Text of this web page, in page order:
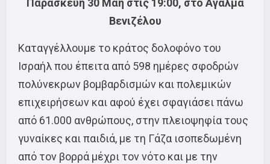
Παρασκευή 30 Μάη στις 19:00, στο Άγαλμα
Βενιζέλου
Καταγγέλλουμε το κράτος δολοφόνο του
Ισραήλ που έπειτα από 598 ημέρες σφοδρών
πολύνεκρων βομβαρδισμών και πολεμικών
επιχειρήσεων και αφού έχει σφαγιάσει πάνω
από 61.000 ανθρώπους, στην πλειοψηφία τους
γυναίκες και παιδιά, με τη Γάζα ισοπεδωμένη
από τον βορρά μέχρι τον νότο και με την